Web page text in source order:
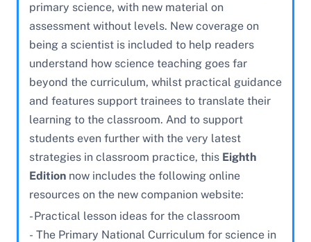
primary science, with new material on
assessment without levels. New coverage on
being a scientist is included to help readers
understand how science teaching goes far
beyond the curriculum, whilst practical guidance
and features support trainees to translate their
learning to the classroom. And to support
students even further with the very latest
strategies in classroom practice, this Eighth
Editionnow includes the following online
resources on the new companion website:
- Practical lesson ideas for the classroom
- The Primary National Curriculum for science in